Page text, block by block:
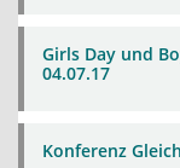
Girls Day und
04.07.17
Konferenz